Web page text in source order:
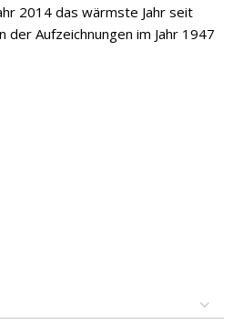
2014 das wärmste Jahr seit
der Aufzeichnungen im Jahr 1947